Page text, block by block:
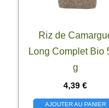
Riz de
Long Complet Bio
g
4,39 €
AJOUTER AU PANIER